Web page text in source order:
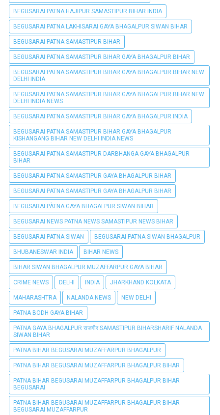
BEGUSARAI PATNA HAJIPUR SAMASTIPUR BIHAR INDIA
BEGUSARAI PATNA LAKHISARAI GAYA BHAGALPUR SIWAN BIHAR
BEGUSARAI PATNA SAMASTIPUR BIHAR
BEGUSARAI PATNA SAMASTIPUR BIHAR GAYA BHAGALPUR BIHAR
BEGUSARAI PATNA SAMASTIPUR BIHAR GAYA BHAGALPUR BIHAR NEW
DELHI INDIA
BEGUSARAI PATNA SAMASTIPUR BIHAR GAYA BHAGALPUR BIHAR NEW
DELHI INDIA NEWS
BEGUSARAI PATNA SAMASTIPUR BIHAR GAYA BHAGALPUR INDIA
BEGUSARAI PATNA SAMASTIPUR BIHAR GAYA BHAGALPUR
KISHANGANG BIHAR NEW DELHI INDIA NEWS
BEGUSARAI PATNA SAMASTIPUR DARBHANGA GAYA BHAGALPUR
BIHAR
BEGUSARAI PATNA SAMASTIPUR GAYA BHAGALPUR BIHAR
BEGUSARAI PATNA SAMASTIPUR GAYA BHAGALPUR BIHAR
BEGUSARAI PÀTNA GAYA BHAGALPUR SIWAN BIHAR
BEGUSARAI NEWS PATNA NEWS SAMASTIPUR NEWS BIHAR
BEGUSARAI PATNA SIWAN BEGUSARAI PATNA SIWAN BHAGALPUR
BHUBANESWAR INDIA BIHAR NEWS
BIHAR SIWAN BHAGALPUR MUZAFFARPUR GAYA BIHAR
CRIME NEWS DELHI INDIA JHARKHAND KOLKATA
MAHARASHTRA NALANDA NEWS NEW DELHI
PATNA BODH GAYA BIHAR
PATNA GAYA BHAGALPUR राजगीर SAMASTIPUR BIHARSHARIF NALANDA
SIWAN BIHAR
PATNA BIHAR BEGUSARAI MUZAFFARPUR BHAGALPUR
PATNA BIHAR BEGUSARAI MUZAFFARPUR BHAGALPUR BIHAR
PATNA BIHAR BEGUSARAI MUZAFFARPUR BHAGALPUR BIHAR
BEGUSARAI
PATNA BIHAR BEGUSARAI MUZAFFARPUR BHAGALPUR BIHAR
BEGUSARAI MUZAFFARPUR